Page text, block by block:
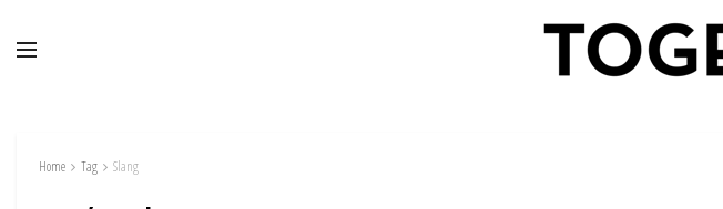
Home Tag Slang